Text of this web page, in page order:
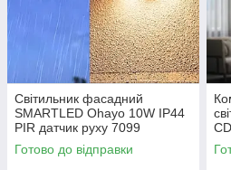
Світильник фасадний
SMARTLED Ohayo 10W IP44
PIR датчик руху 7099
Готово до відправки